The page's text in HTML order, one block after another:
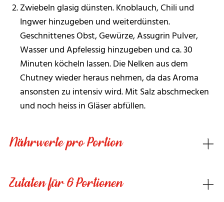
Zwiebeln glasig dünsten. Knoblauch, Chili und
Ingwer hinzugeben und weiterdünsten.
Geschnittenes Obst, Gewürze, Assugrin Pulver,
Wasser und Apfelessig hinzugeben und ca. 30
Minuten köcheln lassen. Die Nelken aus dem
Chutney wieder heraus nehmen, da das Aroma
ansonsten zu intensiv wird. Mit Salz abschmecken
und noch heiss in Gläser abfüllen.
Nährwerte pro Portion
Zutaten für 6 Portionen